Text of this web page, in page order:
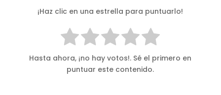
¡Haz clic en una estrella para puntuarlo!
Hasta ahora, ¡no hay votos!. Sé el primero en
puntuar este contenido.